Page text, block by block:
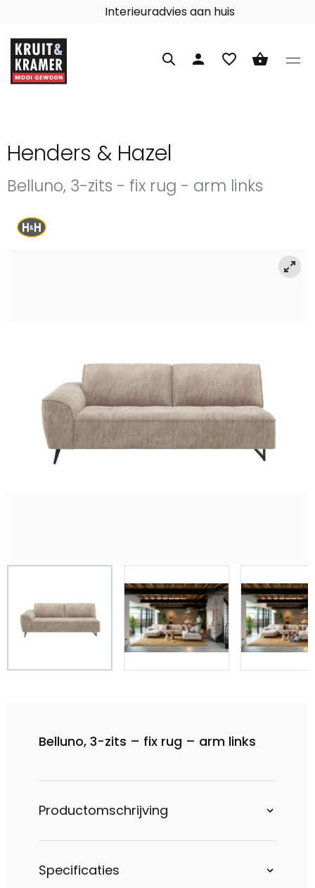
Interieuradvies aan huis
person favorite_border shopping_basket
Henders & Hazel
Belluno, 3-zits - fix rug - arm links
Belluno, 3-zits – fix rug – arm links
Productomschrijving
Specificaties